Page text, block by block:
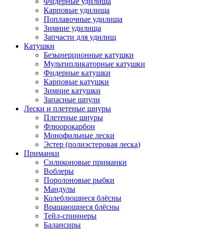
Карповые удилища
Поплавочные удилища
Зимние удилища
Запчасти для удилищ
Катушки
Безынерционные катушки
Мультипликаторные катушки
Фидерные катушки
Карповые катушки
Зимние катушки
Запасные шпули
Лески и плетеные шнуры
Плетеные шнуры
Флюорокарбон
Монофильные лески
Эстер (полиэстеровая леска)
Приманки
Силиконовые приманки
Воблеры
Поролоновые рыбки
Мандулы
Колеблющиеся блёсны
Вращающиеся блёсны
Тейл-спиннеры
Балансиры